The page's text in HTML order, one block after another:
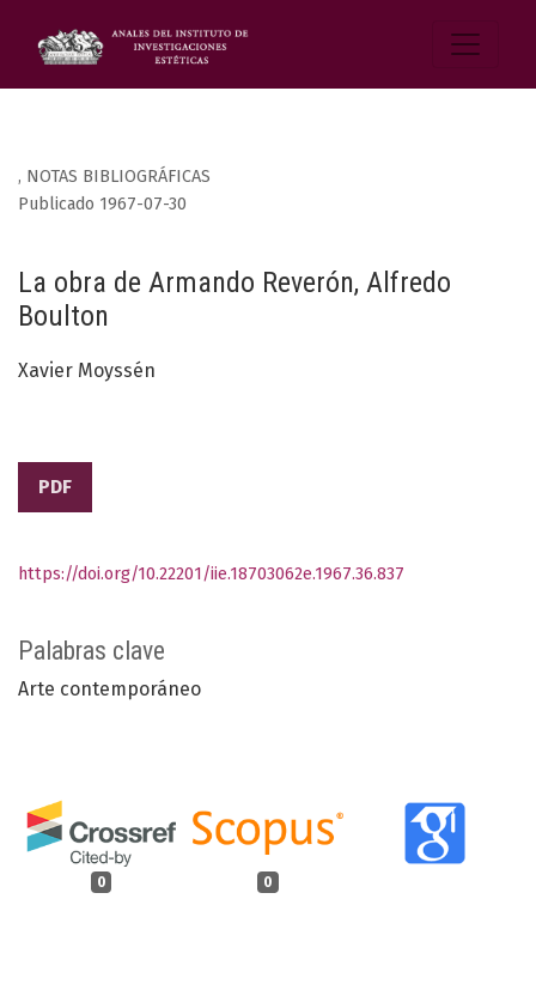
, NOTAS BIBLIOGRÁFICAS
La obra de Armando Reverón, Alfredo
Boulton
Publicado 1967-07-30
Xavier Moyssén
PDF
Palabras clave
Arte contemporáneo
0 0
https://doi.org/10.22201/iie.18703062e.1967.36.837